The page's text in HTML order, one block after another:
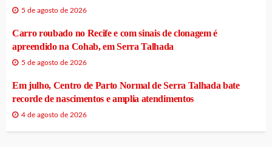
5 de agosto de 2026
Carro roubado no Recife e com sinais de clonagem é
apreendido na Cohab, em Serra Talhada
5 de agosto de 2026
Em julho, Centro de Parto Normal de Serra Talhada bate
recorde de nascimentos e amplia atendimentos
4 de agosto de 2026